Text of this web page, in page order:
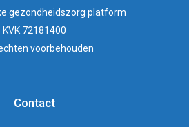
gezondheidszorg platform
KVK 72181400
voorbehouden
Contact